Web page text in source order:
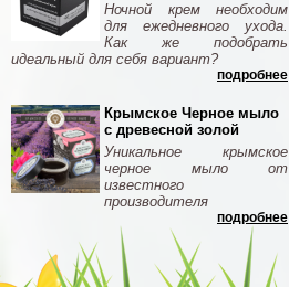
Ночной крем необходим
для ежедневного ухода.
Как же подобрать
идеальный для себя вариант?
подробнее
Крымское Черное мыло
с древесной золой
Уникальное крымское
черное мыло от
известного
производителя
подробнее